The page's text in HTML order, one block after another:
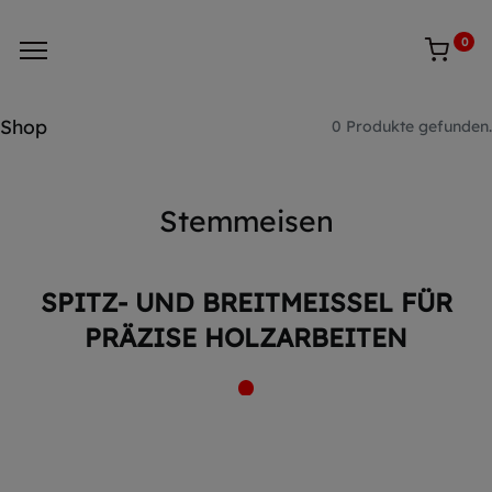
0
Shop 0 Produkte gefunden.
Stemmeisen
SPITZ- UND BREITMEISSEL FÜR P
RÄZISE HOLZARBEITEN